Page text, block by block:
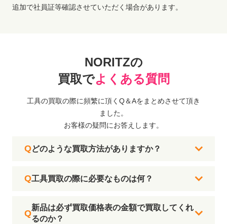
追加で社員証等確認させていただく場合があります。
NORITZの
買取でよくある質問
工具の買取の際に頻繁に頂くQ＆Aをまとめさせて頂き
ました。
お客様の疑問にお答えします。
どのような買取方法がありますか？
工具買取の際に必要なものは何？
新品は必ず買取価格表の金額で買取してくれ
るのか？